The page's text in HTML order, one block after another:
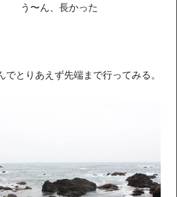
う〜ん、長かった
でとりあえず先端まで行ってみる。